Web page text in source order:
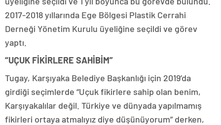
2017-2018 yıllarında Ege Bölgesi Plastik Cerrahi
Derneği Yönetim Kurulu üyeliğine seçildi ve görev
yaptı.
“UÇUK FİKİRLERE SAHİBİM”
Tugay, Karşıyaka Belediye Başkanlığı için 2019’da
girdiği seçimlerde “Uçuk fikirlere sahip olan benim,
Karşıyakalılar değil. Türkiye ve dünyada yapılmamış
fikirleri ortaya atmalıyız diye düşünüyorum” derken,